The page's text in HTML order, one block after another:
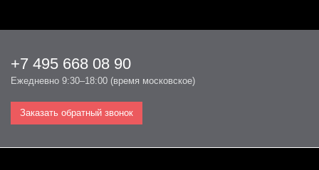
+7 495 668 08 90
Ежедневно 9:30–18:00 (время московское)
Заказать обратный звонок